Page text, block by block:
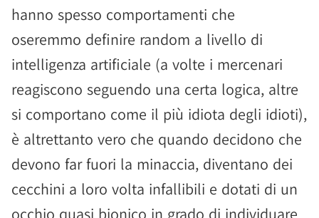
hanno spesso comportamenti che
oseremmo definire random a livello di
intelligenza artificiale (a volte i mercenari
reagiscono seguendo una certa logica, altre
si comportano come il più idiota degli idioti),
è altrettanto vero che quando decidono che
devono far fuori la minaccia, diventano dei
cecchini a loro volta infallibili e dotati di un
occhio quasi bionico in grado di individuare